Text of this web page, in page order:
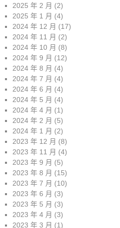
2025 年 2 月 (2)
2025 年 1 月 (4)
2024 年 12 月 (17)
2024 年 11 月 (2)
2024 年 10 月 (8)
2024 年 9 月 (12)
2024 年 8 月 (4)
2024 年 7 月 (4)
2024 年 6 月 (4)
2024 年 5 月 (4)
2024 年 4 月 (1)
2024 年 2 月 (5)
2024 年 1 月 (2)
2023 年 12 月 (8)
2023 年 11 月 (4)
2023 年 9 月 (5)
2023 年 8 月 (15)
2023 年 7 月 (10)
2023 年 6 月 (3)
2023 年 5 月 (3)
2023 年 4 月 (3)
2023 年 3 月 (1)